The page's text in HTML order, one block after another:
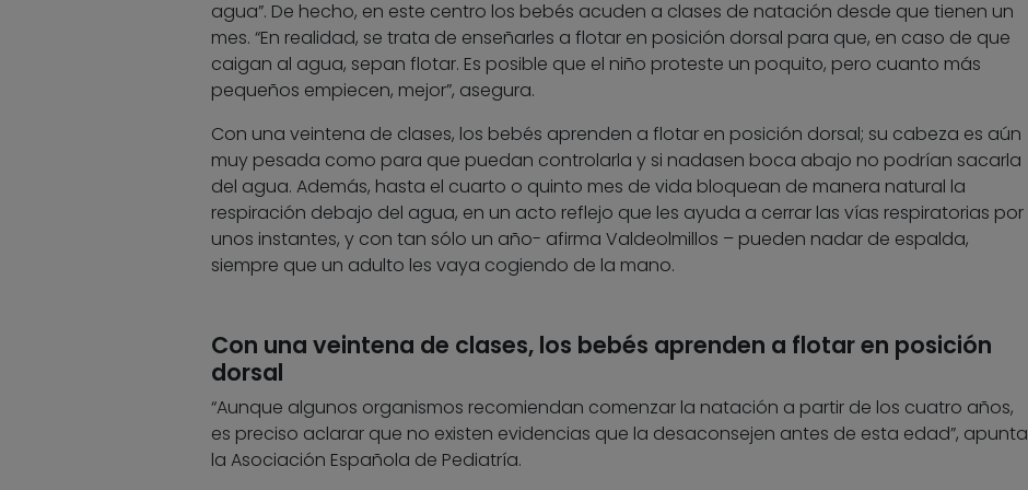
agua”. De hecho, en este centro los bebés acuden a clases de natación desde que tienen un
mes. “En realidad, se trata de enseñarles a flotar en posición dorsal para que, en caso de que
caigan al agua, sepan flotar. Es posible que el niño proteste un poquito, pero cuanto más
pequeños empiecen, mejor”, asegura.
Con una veintena de clases, los bebés aprenden a flotar en posición dorsal; su cabeza es aún
muy pesada como para que puedan controlarla y si nadasen boca abajo no podrían sacarla
del agua. Además, hasta el cuarto o quinto mes de vida bloquean de manera natural la
respiración debajo del agua, en un acto reflejo que les ayuda a cerrar las vías respiratorias por
unos instantes, y con tan sólo un año- afirma Valdeolmillos – pueden nadar de espalda,
siempre que un adulto les vaya cogiendo de la mano.
Con una veintena de clases, los bebés aprenden a flotar en posición
dorsal
“Aunque algunos organismos recomiendan comenzar la natación a partir de los cuatro años,
es preciso aclarar que no existen evidencias que la desaconsejen antes de esta edad”, apunta
la Asociación Española de Pediatría.